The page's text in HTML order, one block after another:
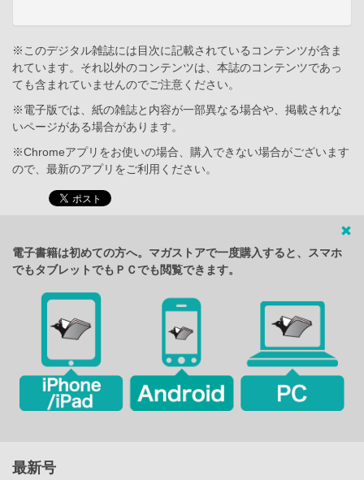
※このデジタル雑誌には目次に記載されているコンテンツが含ま
れています。それ以外のコンテンツは、本誌のコンテンツであっ
ても含まれていませんのでご注意ください。
※電子版では、紙の雑誌と内容が一部異なる場合や、掲載されな
いページがある場合があります。
※Chromeアプリをお使いの場合、購入できない場合がございます
ので、最新のアプリをご利用ください。
電子書籍は初めての方へ。マガストアで一度購入すると、スマホ
でもタブレットでもＰＣでも閲覧できます。
最新号